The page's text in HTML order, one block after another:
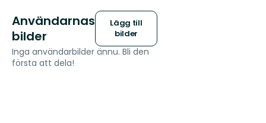
Användarnas
bilder
Lägg till
bilder
Inga användarbilder ännu. Bli den
första att dela!